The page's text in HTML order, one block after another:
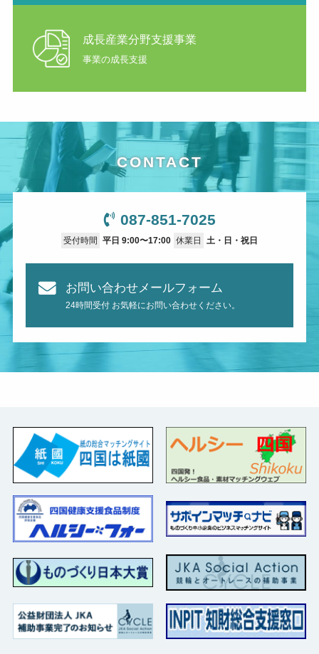
成長産業分野支援事業
事業の成長支援
CONTACT
087-851-7025
受付時間 平日 9:00〜17:00 休業日 土・日・祝日
お問い合わせメールフォーム
24時間受付 お気軽にお問い合わせください。